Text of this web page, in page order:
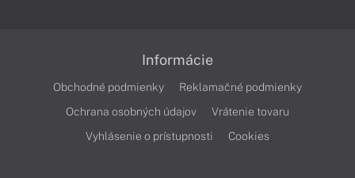
Informácie
Obchodné podmienky
Reklamačné podmienky
Ochrana osobných údajov
Vrátenie tovaru
Vyhlásenie o prístupnosti
Cookies